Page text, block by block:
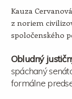
Kauza
z noriem
spoločenského
Obludný
spáchaný
formálne